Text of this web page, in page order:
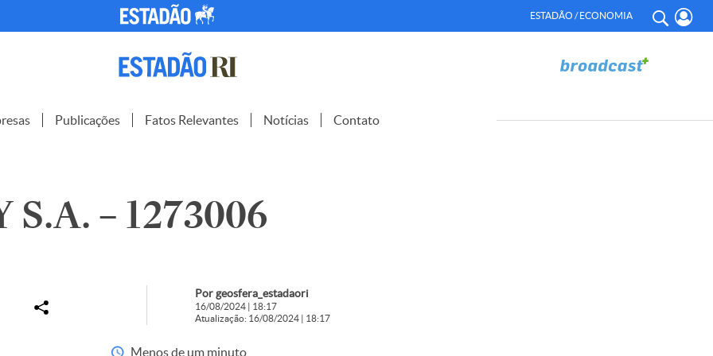
ESTADÃO / ECONOMIA
Publicações Fatos Relevantes Notícias Contato
S.A. – 1273006
Por geosfera_estadaori
16/08/2024 | 18:17
Atualização: 16/08/2024 | 18:17
Menos de um minuto